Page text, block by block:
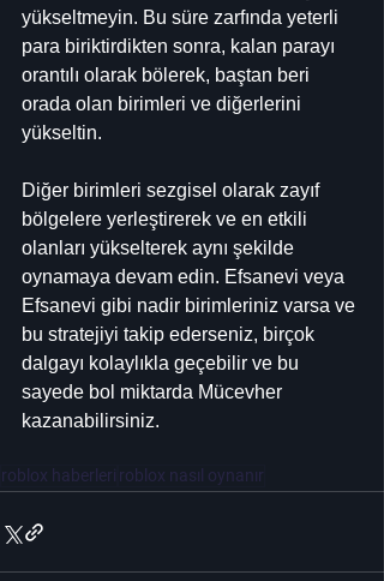
yükseltmeyin. Bu süre zarfında yeterli
para biriktirdikten sonra, kalan parayı
orantılı olarak bölerek, baştan beri
orada olan birimleri ve diğerlerini
yükseltin.
Diğer birimleri sezgisel olarak zayıf
bölgelere yerleştirerek ve en etkili
olanları yükselterek aynı şekilde
oynamaya devam edin. Efsanevi veya
Efsanevi gibi nadir birimleriniz varsa ve
bu stratejiyi takip ederseniz, birçok
dalgayı kolaylıkla geçebilir ve bu
sayede bol miktarda Mücevher
kazanabilirsiniz.
roblox haberleri roblox nasıl oynanır